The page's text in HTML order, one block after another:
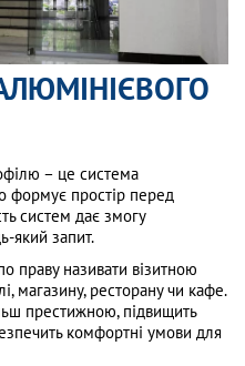
– це система
формує простір перед
систем дає змогу
який запит.
праву називати візитною
магазину, ресторану чи кафе.
престижною, підвищить
комфортні умови для